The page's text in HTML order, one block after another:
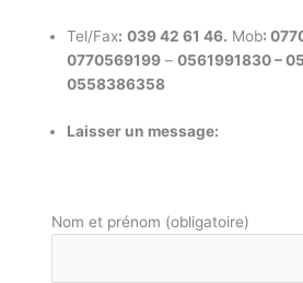
Tel/Fax: 039 42 61 46. Mob:
0770569199 –0561991830 –
0558386358
Laisser un message:
Nom et prénom (obligatoire)